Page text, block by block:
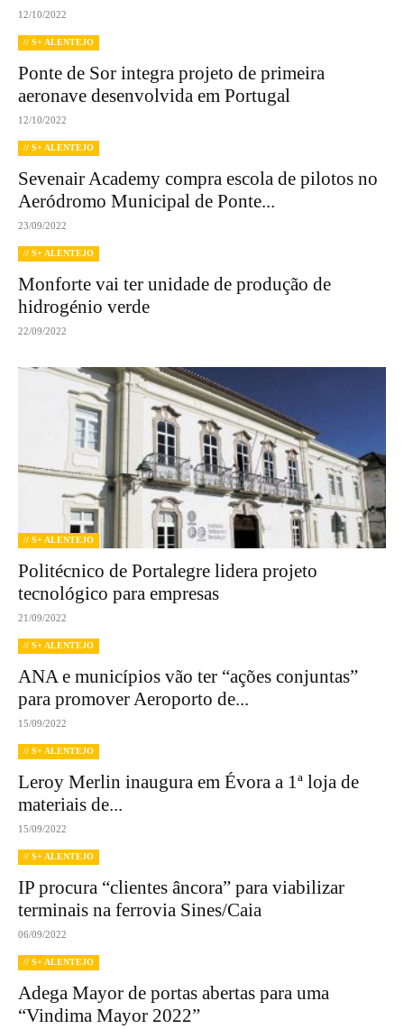
12/10/2022
// S+ ALENTEJO
Ponte de Sor integra projeto de primeira
aeronave desenvolvida em Portugal
12/10/2022
// S+ ALENTEJO
Sevenair Academy compra escola de pilotos no
Aeródromo Municipal de Ponte...
23/09/2022
// S+ ALENTEJO
Monforte vai ter unidade de produção de
hidrogénio verde
22/09/2022
// S+ ALENTEJO
Politécnico de Portalegre lidera projeto
tecnológico para empresas
21/09/2022
// S+ ALENTEJO
ANA e municípios vão ter “ações conjuntas”
para promover Aeroporto de...
15/09/2022
// S+ ALENTEJO
Leroy Merlin inaugura em Évora a 1ª loja de
materiais de...
15/09/2022
// S+ ALENTEJO
IP procura “clientes âncora” para viabilizar
terminais na ferrovia Sines/Caia
06/09/2022
// S+ ALENTEJO
Adega Mayor de portas abertas para uma
“Vindima Mayor 2022”